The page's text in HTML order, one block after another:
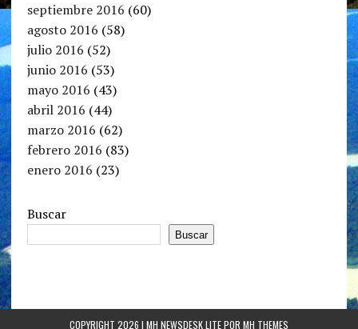
septiembre 2016 (60)
agosto 2016 (58)
julio 2016 (52)
junio 2016 (53)
mayo 2016 (43)
abril 2016 (44)
marzo 2016 (62)
febrero 2016 (83)
enero 2016 (23)
Buscar
Buscar
COPYRIGHT 2026 | MH NEWSDESK LITE POR MH THEMES